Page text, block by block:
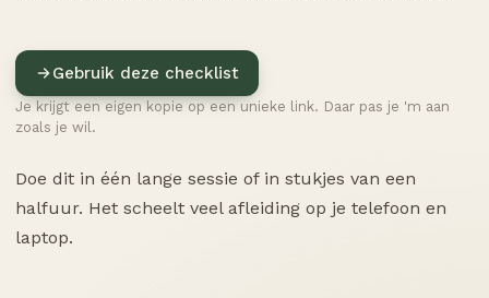
Gebruik deze checklist
Je krijgt een eigen kopie op een unieke link. Daar pas je 'm aan
zoals je wil.
Doe dit in één lange sessie of in stukjes van een
halfuur. Het scheelt veel afleiding op je telefoon en
laptop.